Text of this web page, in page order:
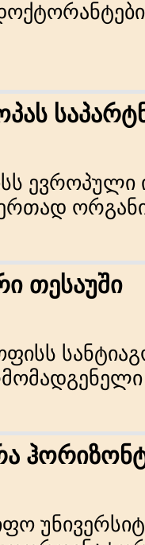
ევროპული
თესაუში